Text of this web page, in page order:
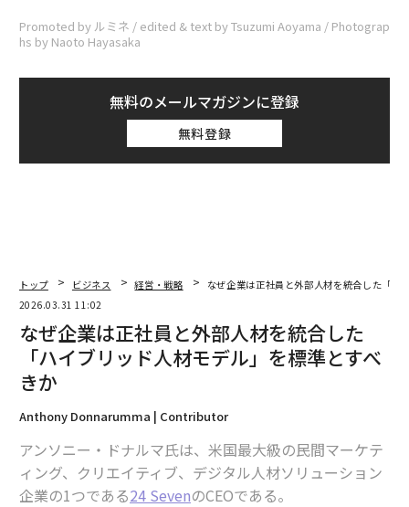
Promoted by ルミネ / edited & text by Tsuzumi Aoyama / Photograp
hs by Naoto Hayasaka
無料のメールマガジンに登録
無料登録
トップ ビジネス 経営・戦略
なぜ企業は正社員と外部人材を統合した「ハ
2026.03.31 11:02
なぜ企業は正社員と外部人材を統合した
「ハイブリッド人材モデル」を標準とすべ
きか
Anthony Donnarumma | Contributor
アンソニー・ドナルマ氏は、米国最大級の民間マーケテ
ィング、クリエイティブ、デジタル人材ソリューション
企業の1つである24 SevenのCEOである。